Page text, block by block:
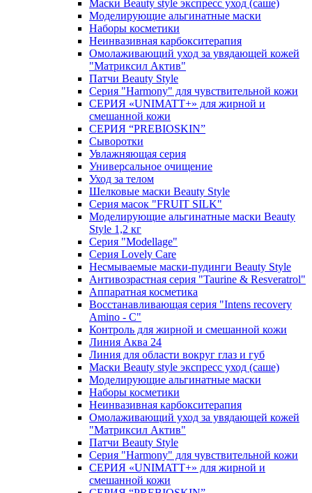
Маски Beauty style экспресс уход (саше)
Моделирующие альгинатные маски
Наборы косметики
Неинвазивная карбокситерапия
Омолаживающий уход за увядающей кожей
"Матриксил Актив"
Патчи Beauty Style
Серия "Harmony" для чувствительной кожи
СЕРИЯ «UNIMATT+» для жирной и
смешанной кожи
СЕРИЯ “PREBIOSKIN”
Сыворотки
Увлажняющая серия
Универсальное очищение
Уход за телом
Шелковые маски Beauty Style
Серия масок "FRUIT SILK"
Моделирующие альгинатные маски Beauty
Style 1,2 кг
Серия "Modellage"
Cерия Lovely Care
Несмываемые маски-пудинги Beauty Style
Антивозрастная серия "Taurine & Resveratrol"
Аппаратная косметика
Восстанавливающая серия "Intens recovery
Amino - C"
Контроль для жирной и смешанной кожи
Линия Аква 24
Линия для области вокруг глаз и губ
Маски Beauty style экспресс уход (саше)
Моделирующие альгинатные маски
Наборы косметики
Неинвазивная карбокситерапия
Омолаживающий уход за увядающей кожей
"Матриксил Актив"
Патчи Beauty Style
Серия "Harmony" для чувствительной кожи
СЕРИЯ «UNIMATT+» для жирной и
смешанной кожи